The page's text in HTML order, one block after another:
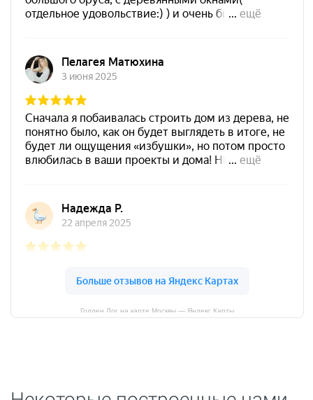
Голден Лог на карте Москвы — Яндекс Карты